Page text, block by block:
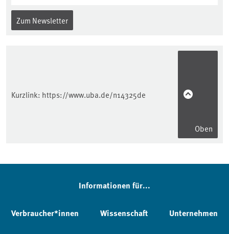
Zum Newsletter
Kurzlink: https://www.uba.de/n14325de
Oben
Informationen für...
Verbraucher*innen Wissenschaft Unternehmen